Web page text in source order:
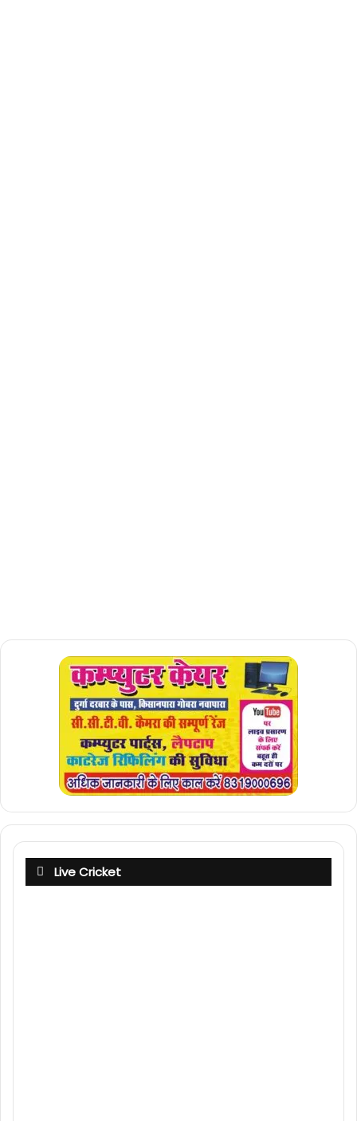
Live Cricket